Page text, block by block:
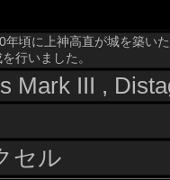
頃に上神高直が城を築い
行いました。
Mark III ,
セル